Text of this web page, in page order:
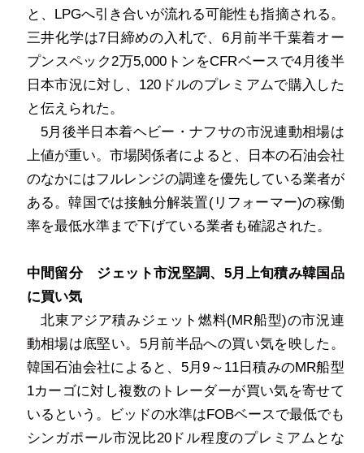
と、 LPGへ引き合いが流れる可能性も指摘される。
三井化学は7 日締めの入札で、 6月前半千葉着オー
プンスペック2万5,000 トンをCFRベースで4 月後半
日本市況に対し、 120 ドルのプレミアムで購入した
と伝えられた。
5月後半日本着ヘビー・ナフサの市況連動相場は
上値が重い。市場関係者によると、日本の石油会社
のなかにはフルレンジの調達を優先している業者が
ある。韓国では接触分解装置(リフォーマー)の稼働
率を最低水準まで下げている業者も確認された。
中間留分 ジェット市況堅調、 5月上旬積み韓国品
に買い気
北東アジア積みジェット燃料(MR船型)の市況連
動相場は底堅い。 5月前半品への買い気を映した。
韓国石油会社によると、 5月9 ～ 11日積みのMR船型
1カーゴに対し複数のトレーダーが買い気を寄せて
いるという。ビッドの水準はFOBベースで最低でも
シンガポール市況比20ドル程度のプレミアムとな